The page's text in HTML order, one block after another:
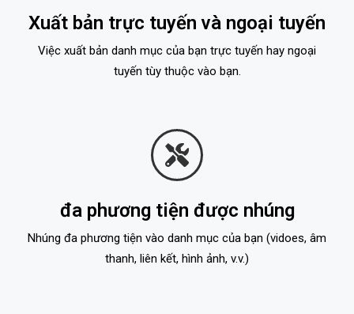
Xuất bản trực tuyến và ngoại tuyến
Việc xuất bản danh mục của bạn trực tuyến hay ngoại
tuyến tùy thuộc vào bạn.
đa phương tiện được nhúng
Nhúng đa phương tiện vào danh mục của bạn (vidoes, âm
thanh, liên kết, hình ảnh, v.v.)